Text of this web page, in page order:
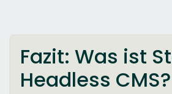
Fazit: Was ist
Headless CMS?